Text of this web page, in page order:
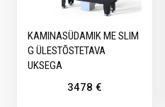
KAMINASÜDAMIK ME SLIM
G ÜLESTÕSTETAVA
UKSEGA
3478 €